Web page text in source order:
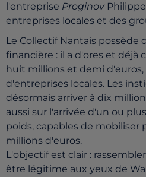
l'entreprise Proginov
entreprises locales et des
Le Collectif Nantais possède
financière : il a d'ores et déjà
huit millions et demi
d'entreprises locales. Les
désormais arriver à dix
aussi sur l'arrivée d'un ou
poids, capables de mobiliser
millions d'euros.
L'objectif est clair :
être légitime aux yeux de